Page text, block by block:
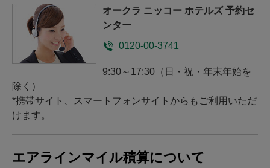
ホテル日航プリンセス京都
ホテル日航大阪
ホテル日航関西空港 ご予約
グランドニッコー淡路 ご予約
ホテル日航奈良
ホテル・ニッコー・サイゴ
ン
ご予約
ホテル・ニッコー・ハイフ
ォン
ク サトーン
ホテルJALシティ関内 横浜 ご予約
ホテルJALシティ富山
ホテルJALシティ長野
ホテルJALシティ福岡 天神 ご予約
ホテルJALシティ宮崎
オークラ ニッコー ホテルズ 予約セ
ンター
0120-00-3741
9:30～17:30（日・祝・年末年始を
除く）
*携帯サイト、スマートフォンサイトからもご利用いただ
けます。
エアラインマイル積算について